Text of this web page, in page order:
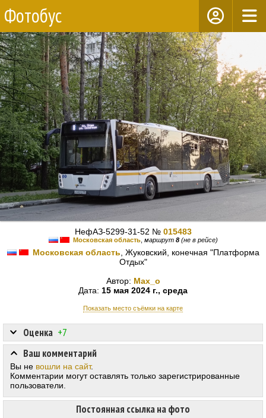
Фотобус
НефАЗ-5299-31-52 № 015483
Московская область, маршрут 8(не в рейсе)
Московская область , Жуковский, конечная "Платформа
Отдых"
Автор: Max_o
Дата: 15 мая 2024 г., среда
Показать место съёмки на карте
Оценка +7
Постоянная ссылка на фото
Ваш комментарий
Вы не вошли на сайт.
Комментарии могут оставлять только зарегистрированные
пользователи.